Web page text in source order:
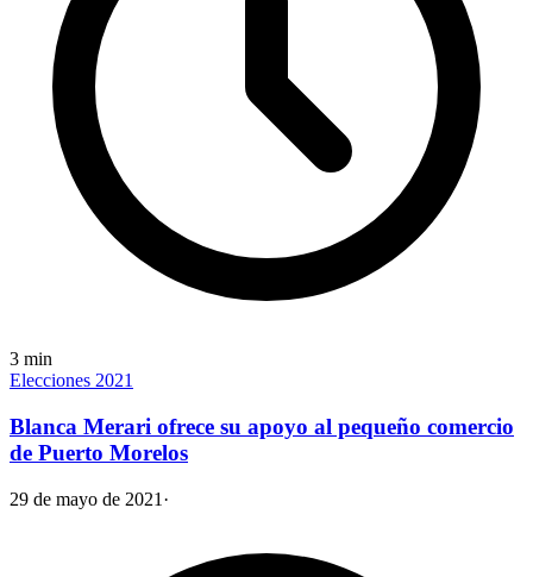
3 min
Elecciones 2021
Blanca Merari ofrece su apoyo al pequeño comercio
de Puerto Morelos
29 de mayo de 2021 ·